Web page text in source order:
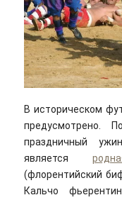
В историческом
предусмотрено.
праздничный
является
(флорентийский
Кальчо